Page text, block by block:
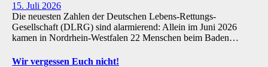
15. Juli 2026
Die neuesten Zahlen der Deutschen Lebens-Rettungs-
Gesellschaft (DLRG) sind alarmierend: Allein im Juni 2026
kamen in Nordrhein-Westfalen 22 Menschen beim Baden…
Wir vergessen Euch nicht!